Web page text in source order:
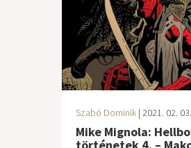
Szabó Dominik | 2021. 02. 03.
Mike Mignola: